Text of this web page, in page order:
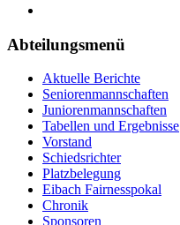
Abteilungsmenü
Aktuelle Berichte
Seniorenmannschaften
Juniorenmannschaften
Tabellen und Ergebnisse
Vorstand
Schiedsrichter
Platzbelegung
Eibach Fairnesspokal
Chronik
Sponsoren